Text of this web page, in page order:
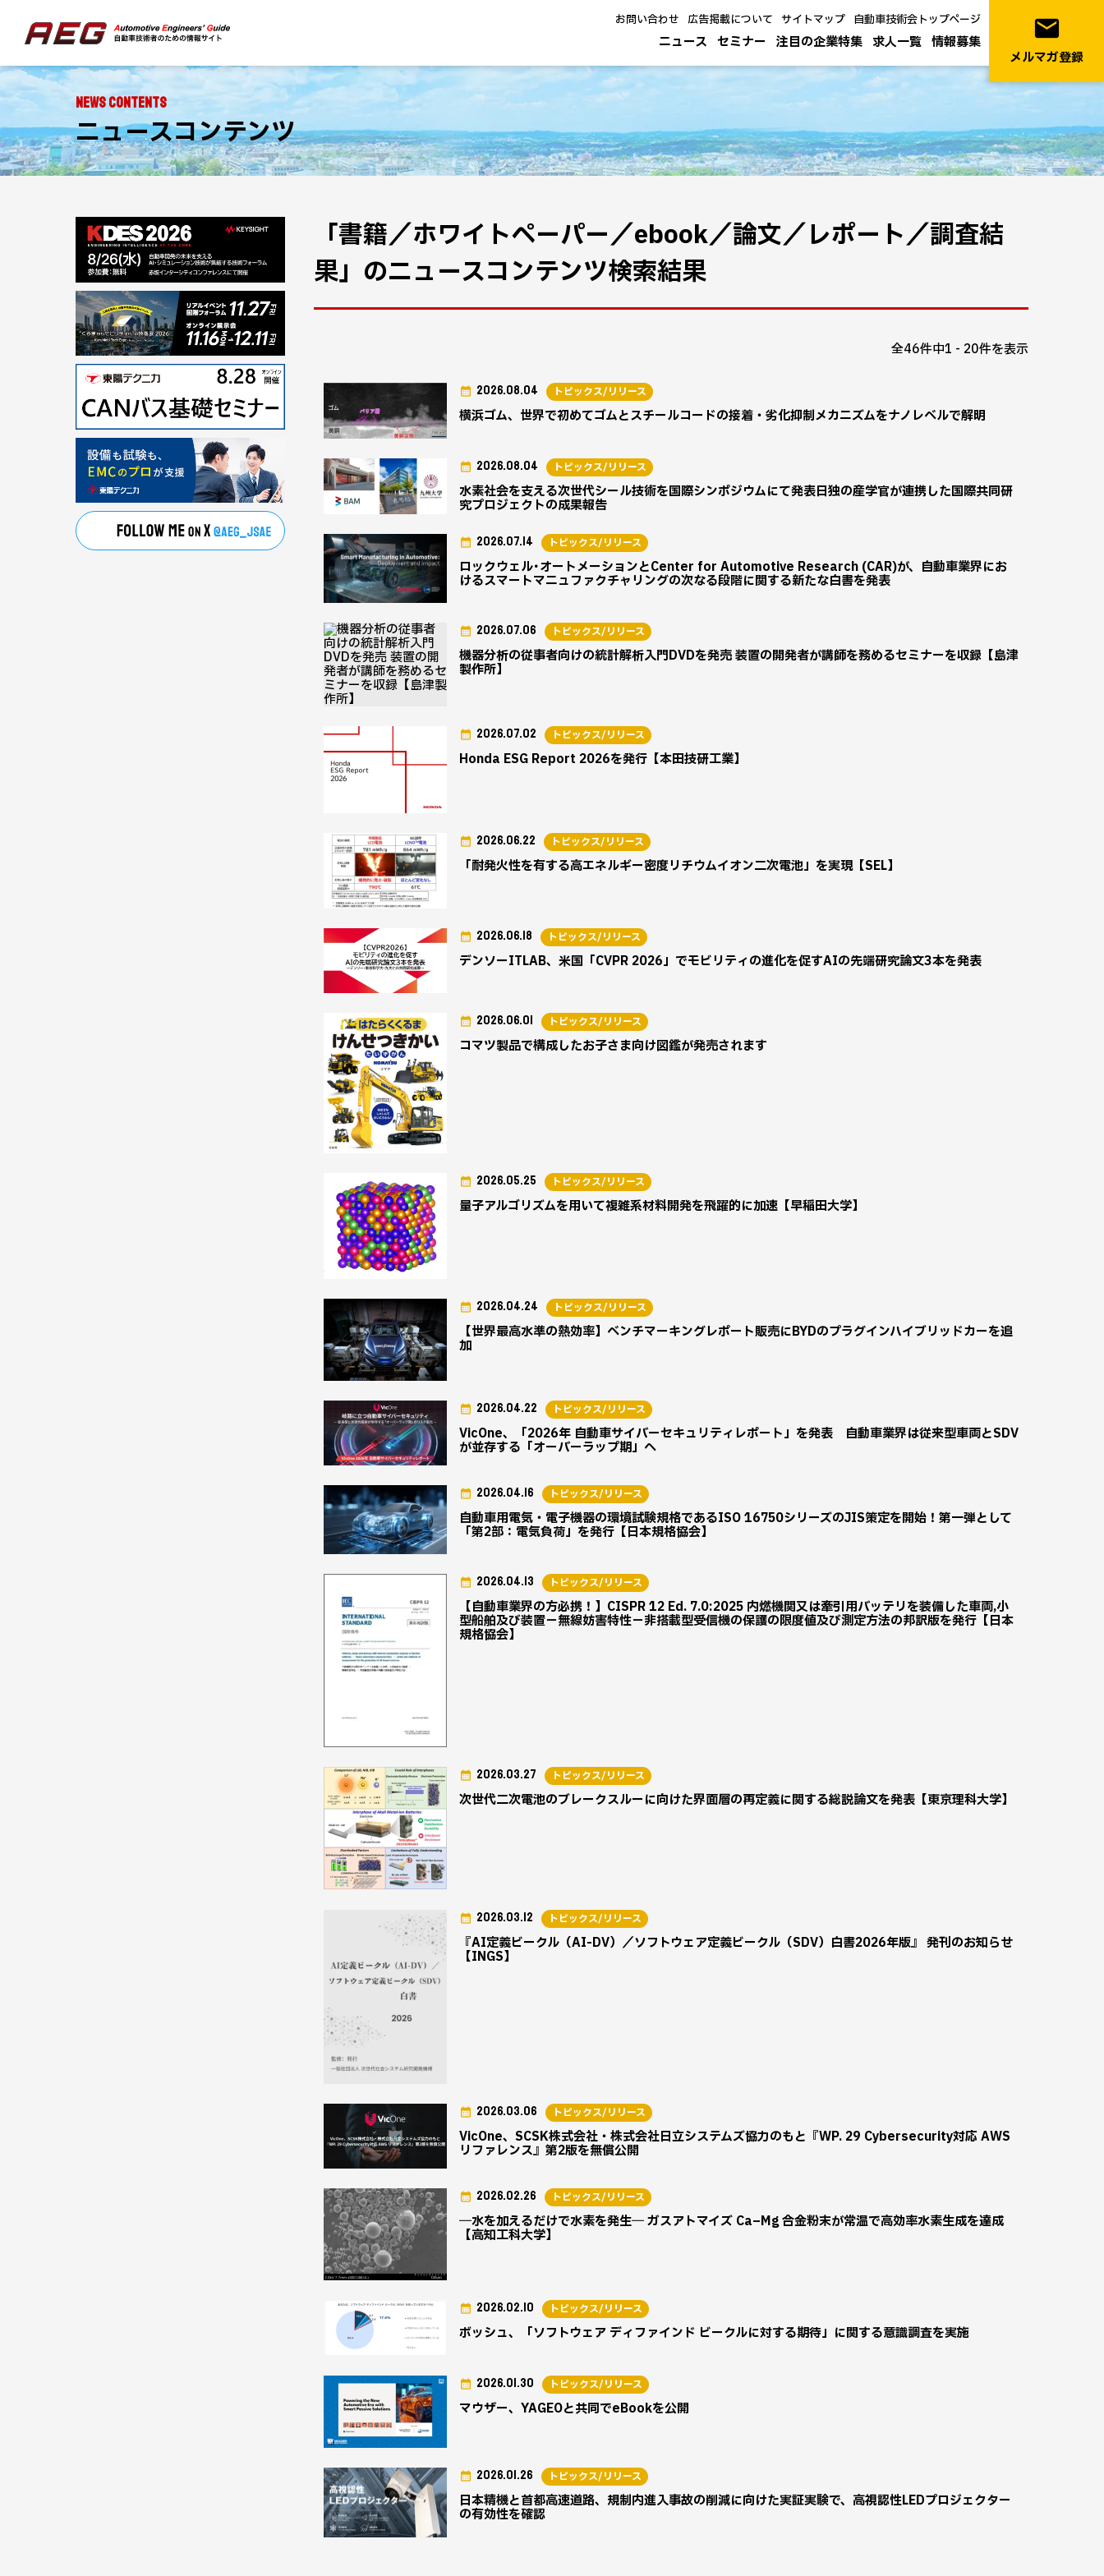
ニュース セミナー 注目の企業特集 求人一覧 情報募集
お問い合わせ 広告掲載について サイトマップ 自動車技術会トップページ email
メルマガ登録
NEWS CONTENTS
ニュースコンテンツ
「書籍／ホワイトペーパー／ebook／論文／レポート／調査結
果」のニュースコンテンツ検索結果
全46件中1 - 20件を表示
横浜ゴム、世界で初めてゴムとスチールコードの接着・劣化抑制メカニズムをナノレベルで解明
2026.08.04 トピックス/リリース
水素社会を支える次世代シール技術を国際シンポジウムにて発表日独の産学官が連携した国際共同研
究プロジェクトの成果報告
2026.08.04 トピックス/リリース
ロックウェル･オートメーションとCenter for Automotive Research (CAR)が、自動車業界にお
けるスマートマニュファクチャリングの次なる段階に関する新たな白書を発表
2026.07.14 トピックス/リリース
機器分析の従事者向けの統計解析入門DVDを発売 装置の開発者が講師を務めるセミナーを収録【島津
製作所】
2026.07.06 トピックス/リリース
Honda ESG Report 2026を発行【本田技研工業】
2026.07.02 トピックス/リリース
「耐発火性を有する高エネルギー密度リチウムイオン二次電池」を実現【SEL】
2026.06.22 トピックス/リリース
デンソーITLAB、米国「CVPR 2026」でモビリティの進化を促すAIの先端研究論文3本を発表
2026.06.18 トピックス/リリース
コマツ製品で構成したお子さま向け図鑑が発売されます
2026.06.01 トピックス/リリース
量子アルゴリズムを用いて複雑系材料開発を飛躍的に加速【早稲田大学】
2026.05.25 トピックス/リリース
【世界最高水準の熱効率】ベンチマーキングレポート販売にBYDのプラグインハイブリッドカーを追
加
2026.04.24 トピックス/リリース
VicOne、「2026年 自動車サイバーセキュリティレポート」を発表 自動車業界は従来型車両とSDV
が並存する「オーバーラップ期」へ
2026.04.22 トピックス/リリース
自動車用電気・電子機器の環境試験規格であるISO 16750シリーズのJIS策定を開始！第一弾として
「第2部：電気負荷」を発行【日本規格協会】
2026.04.16 トピックス/リリース
【自動車業界の方必携！】CISPR 12 Ed. 7.0:2025 内燃機関又は牽引用バッテリを装備した車両,小
型船舶及び装置－無線妨害特性－非搭載型受信機の保護の限度値及び測定方法の邦訳版を発行【日本
規格協会】
2026.04.13 トピックス/リリース
次世代二次電池のブレークスルーに向けた界面層の再定義に関する総説論文を発表【東京理科大学】
2026.03.27 トピックス/リリース
『AI定義ビークル（AI-DV）／ソフトウェア定義ビークル（SDV）白書2026年版』 発刊のお知らせ
【INGS】
2026.03.12 トピックス/リリース
VicOne、SCSK株式会社・株式会社日立システムズ協力のもと『WP. 29 Cybersecurity対応 AWS
リファレンス』第2版を無償公開
2026.03.06 トピックス/リリース
―水を加えるだけで水素を発生― ガスアトマイズ Ca–Mg 合金粉末が常温で高効率水素生成を達成
【高知工科大学】
2026.02.26 トピックス/リリース
ボッシュ、「ソフトウェア ディファインド ビークルに対する期待」に関する意識調査を実施
2026.02.10 トピックス/リリース
マウザー、YAGEOと共同でeBookを公開
2026.01.30 トピックス/リリース
日本精機と首都高速道路、規制内進入事故の削減に向けた実証実験で、高視認性LEDプロジェクター
の有効性を確認
2026.01.26 トピックス/リリース